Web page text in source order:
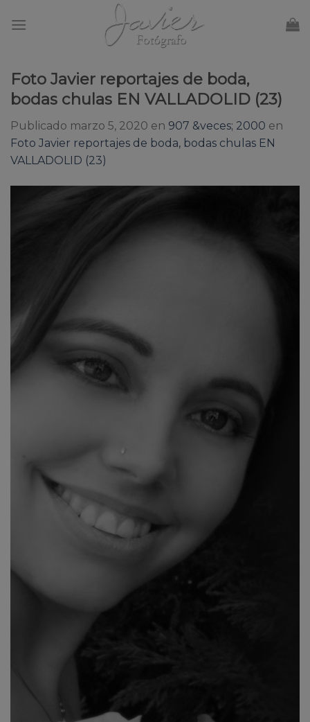
Foto Javier reportajes de boda,
bodas chulas EN VALLADOLID (23)
Publicado marzo 5, 2020 en 907 &veces; 2000 en
Foto Javier reportajes de boda, bodas chulas EN
VALLADOLID (23)